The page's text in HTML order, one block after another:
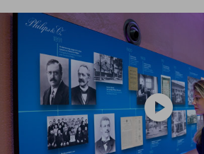
play_circle